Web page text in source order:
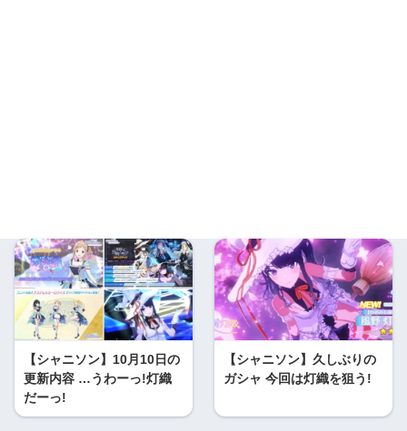
【シャニソン】10月10日の
更新内容 …うわーっ!灯織
だーっ!
【シャニソン】久しぶりの
ガシャ 今回は灯織を狙う!